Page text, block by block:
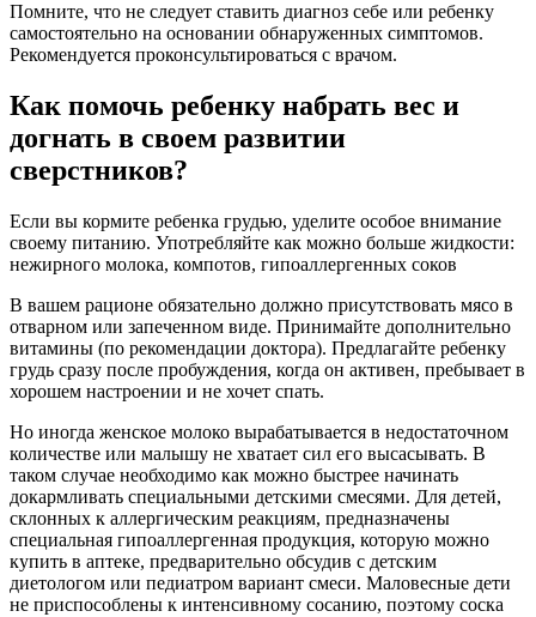
Помните, что не следует ставить диагноз себе или ребенку
самостоятельно на основании обнаруженных симптомов.
Рекомендуется проконсультироваться с врачом.
Как помочь ребенку набрать вес и
догнать в своем развитии
сверстников?
Если вы кормите ребенка грудью, уделите особое внимание
своему питанию. Употребляйте как можно больше жидкости:
нежирного молока, компотов, гипоаллергенных соков
В вашем рационе обязательно должно присутствовать мясо в
отварном или запеченном виде. Принимайте дополнительно
витамины (по рекомендации доктора). Предлагайте ребенку
грудь сразу после пробуждения, когда он активен, пребывает в
хорошем настроении и не хочет спать.
Но иногда женское молоко вырабатывается в недостаточном
количестве или малышу не хватает сил его высасывать. В
таком случае необходимо как можно быстрее начинать
докармливать специальными детскими смесями. Для детей,
склонных к аллергическим реакциям, предназначены
специальная гипоаллергенная продукция, которую можно
купить в аптеке, предварительно обсудив с детским
диетологом или педиатром вариант смеси. Маловесные дети
не приспособлены к интенсивному сосанию, поэтому соска